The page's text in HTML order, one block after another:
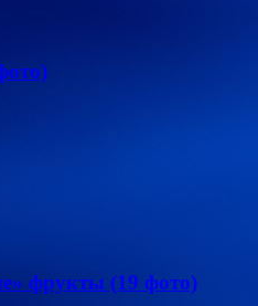
фрукты (19 фото)